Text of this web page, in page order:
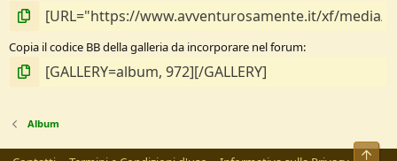
Copia il codice BB della galleria da incorporare nel forum
Album
Alto